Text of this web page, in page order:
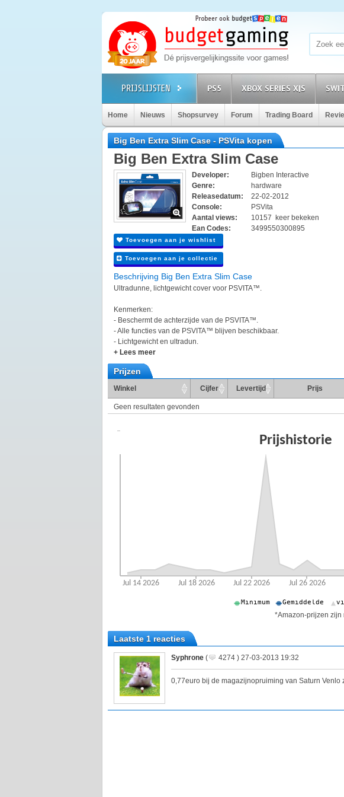
PS5 XBOX SERIES X|S
Home Nieuws Shopsurvey Forum Trading Board
Big Ben Extra Slim Case - PSVita kopen
Big Ben Extra Slim Case
Developer:
Bigben Interactive
Genre:
hardware
Releasedatum:
22-02-2012
Console:
PSVita
Aantal views:
10157 keer bekeken
Ean Codes:
3499550300895
Toevoegen aan je wishlist
Toevoegen aan je collectie
Beschrijving Big Ben Extra Slim Case
Ultradunne, lichtgewicht cover voor PSVITA™.
Kenmerken:
- Beschermt de achterzijde van de PSVITA™.
- Alle functies van de PSVITA™ blijven beschikbaar.
- Lichtgewicht en ultradun.
+ Lees meer
Prijzen
Winkel
Cijfer Levertijd Prijs
Geen resultaten gevonden
*Amazon-prijzen
Laatste 1 reacties
Syphrone ( 4274 ) 27-03-2013 19:32
0,77euro bij de magazijnopruiming van Saturn Venlo